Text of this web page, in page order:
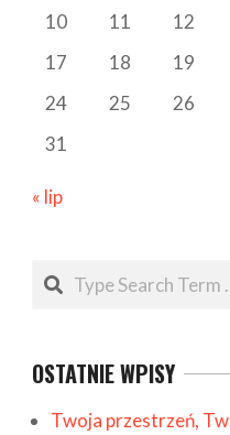
10
11 12
17
18 19
24
25 26
31
« lip
Search
OSTATNIE WPISY
Twoja przestrzeń,